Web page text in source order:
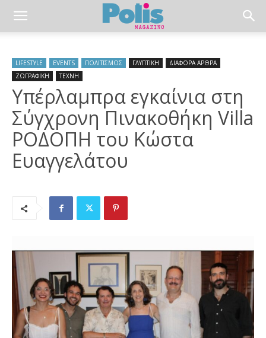
LIFESTYLE EVENTS ΠΟΛΙΤΙΣΜΟΣ ΓΛΥΠΤΙΚΗ
ΔΙΑΦΟΡΑ ΑΡΘΡΑ
ΖΩΓΡΑΦΙΚΗ
ΤΕΧΝΗ
Υπέρλαμπρα εγκαίνια στη
Σύγχρονη Πινακοθήκη Villa
ΡΟΔΟΠΗ του Κώστα
Ευαγγελάτου